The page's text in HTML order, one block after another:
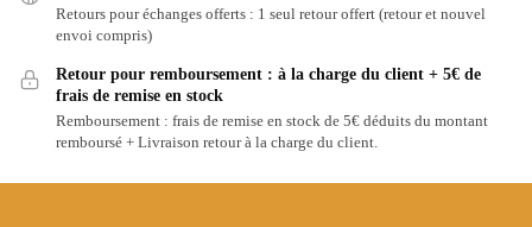
Retours pour échanges offerts : 1 seul retour offert (retour et nouvel
envoi compris)
Retour pour remboursement : à la charge du client + 5€ de
frais de remise en stock
Remboursement : frais de remise en stock de 5€ déduits du montant
remboursé + Livraison retour à la charge du client.